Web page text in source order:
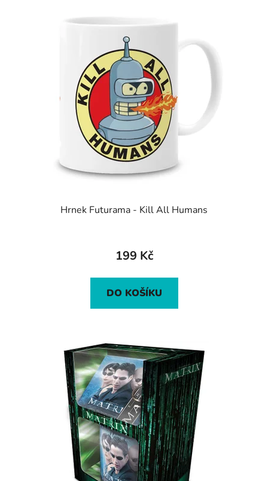
Hrnek Futurama - Kill All Humans
199 Kč
DO KOŠÍKU